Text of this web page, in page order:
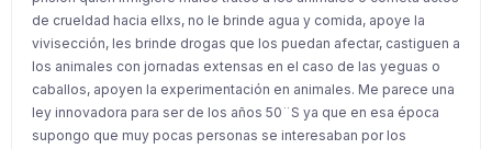
de crueldad hacia ellxs, no le brinde agua y comida, apoye la
vivisección, les brinde drogas que los puedan afectar, castiguen a
los animales con jornadas extensas en el caso de las yeguas o
caballos, apoyen la experimentación en animales. Me parece una
ley innovadora para ser de los años 50¨S ya que en esa época
supongo que muy pocas personas se interesaban por los